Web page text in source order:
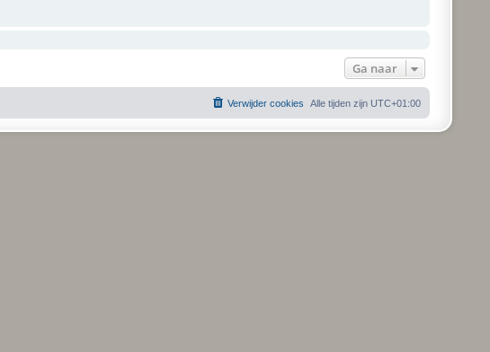
Ga naar
Alle tijden zijn UTC+01:00
Verwijder cookies